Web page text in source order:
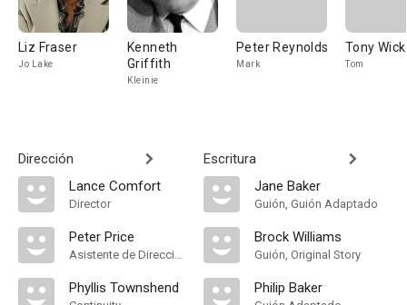
Liz Fraser
Jo Lake
Kenneth
Griffith
Kleinie
Peter Reynolds
Mark
Tony
Tom
Dirección
Lance Comfort
Director
Peter Price
Asistente de Dirección
Phyllis Townshend
Escritura
Jane Baker
Guión, Guión Adaptado
Brock Williams
Guión, Original Story
Philip Baker